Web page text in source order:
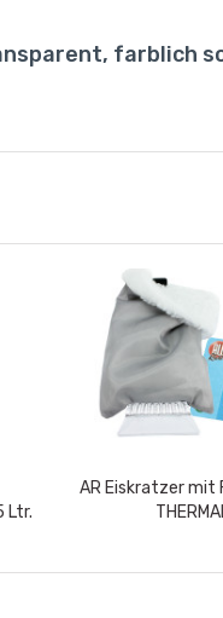
farblich
Ltr.
AR Eiskratzer mit